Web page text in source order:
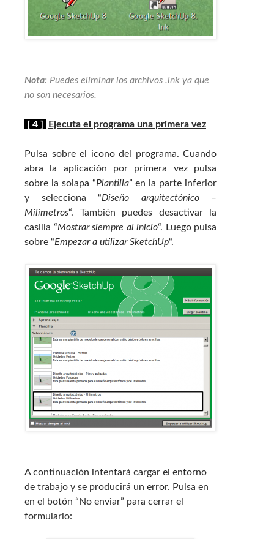
Nota: Puedes eliminar los archivos .lnk ya que
no son necesarios.
[ 4 ] Ejecuta el programa una primera vez
Pulsa sobre el icono del programa. Cuando
abra la aplicación por primera vez pulsa
sobre la solapa “Plantilla” en la parte inferior
y selecciona “Diseño arquitectónico –
Milímetros“. También puedes desactivar la
casilla “Mostrar siempre al inicio“. Luego pulsa
sobre “Empezar a utilizar SketchUp“.
A continuación intentará cargar el entorno
de trabajo y se producirá un error. Pulsa en
en el botón “No enviar” para cerrar el
formulario: